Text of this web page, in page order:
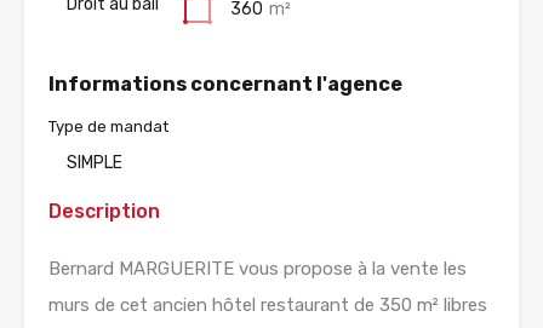
Droit au bail 360 m²
Informations concernant l'agence
Type de mandat
SIMPLE
Description
Bernard MARGUERITE vous propose à la vente les
murs de cet ancien hôtel restaurant de 350 m² libres